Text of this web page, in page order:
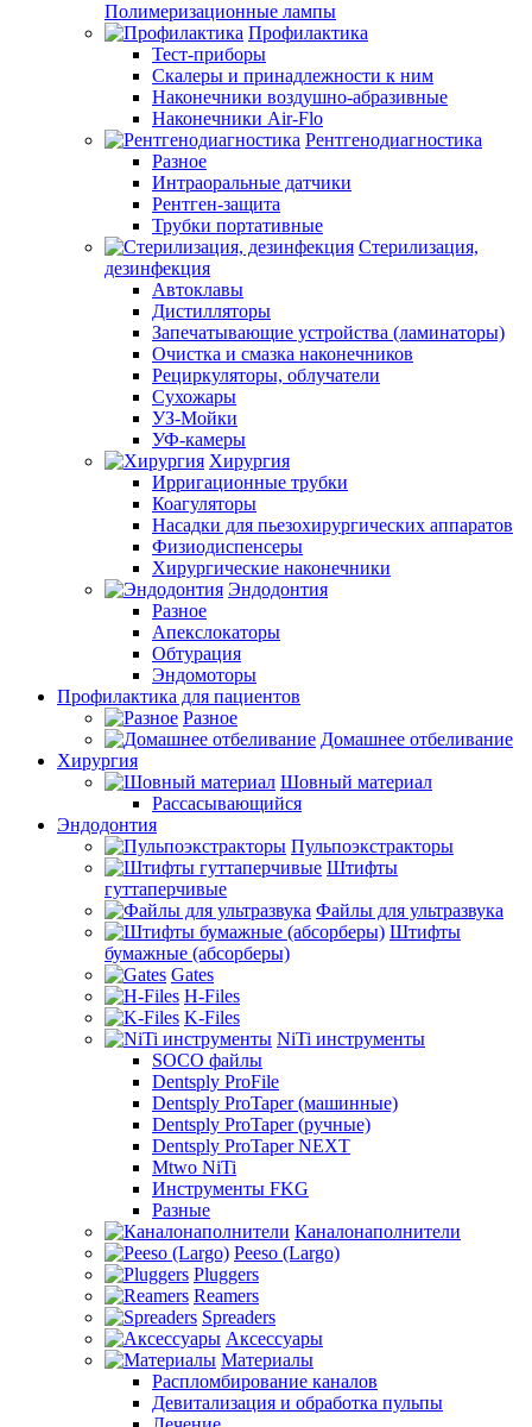
Полимеризационные лампы
Профилактика
Тест-приборы
Скалеры и принадлежности к ним
Наконечники воздушно-абразивные
Наконечники Air-Flo
Рентгенодиагностика
Разное
Интраоральные датчики
Рентген-защита
Трубки портативные
Стерилизация,
дезинфекция
Автоклавы
Дистилляторы
Запечатывающие устройства (ламинаторы)
Очистка и смазка наконечников
Рециркуляторы, облучатели
Сухожары
УЗ-Мойки
УФ-камеры
Хирургия
Ирригационные трубки
Коагуляторы
Насадки для пьезохирургических аппаратов
Физиодиспенсеры
Хирургические наконечники
Эндодонтия
Разное
Апекслокаторы
Обтурация
Эндомоторы
Профилактика для пациентов
Разное
Домашнее отбеливание
Хирургия
Шовный материал
Рассасывающийся
Эндодонтия
Пульпоэкстракторы
Штифты
гуттаперчивые
Файлы для ультразвука
Штифты
бумажные (абсорберы)
Gates
H-Files
K-Files
NiTi инструменты
SOCO файлы
Dentsply ProFile
Dentsply ProTaper (машинные)
Dentsply ProTaper (ручные)
Dentsply ProTaper NEXT
Mtwo NiTi
Инструменты FKG
Разные
Каналонаполнители
Peeso (Largo)
Pluggers
Reamers
Spreaders
Аксессуары
Материалы
Распломбирование каналов
Девитализация и обработка пульпы